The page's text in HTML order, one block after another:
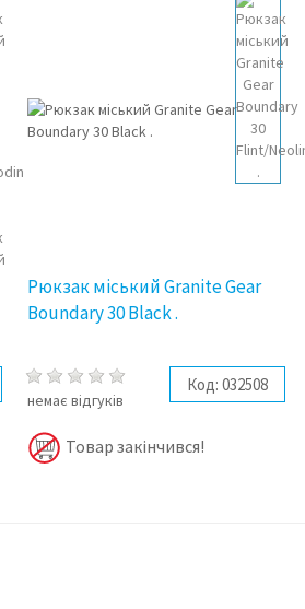
Рюкзак міський Granite Gear
Boundary 30 Black .
немає відгуків
Код: 032508
Товар закінчився!